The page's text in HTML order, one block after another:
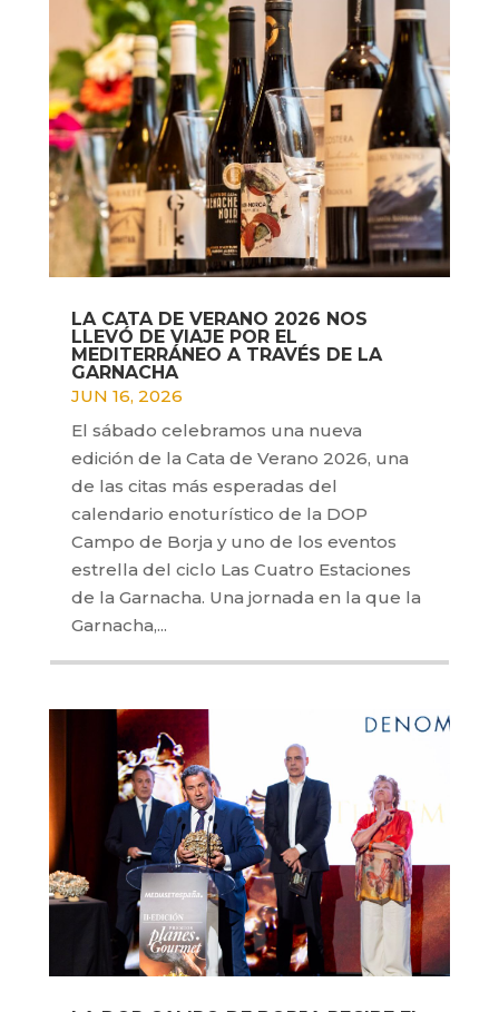
LA CATA DE VERANO 2026 NOS
LLEVÓ DE VIAJE POR EL
MEDITERRÁNEO A TRAVÉS DE LA
GARNACHA
JUN 16, 2026
El sábado celebramos una nueva
edición de la Cata de Verano 2026, una
de las citas más esperadas del
calendario enoturístico de la DOP
Campo de Borja y uno de los eventos
estrella del ciclo Las Cuatro Estaciones
de la Garnacha. Una jornada en la que la
Garnacha,...